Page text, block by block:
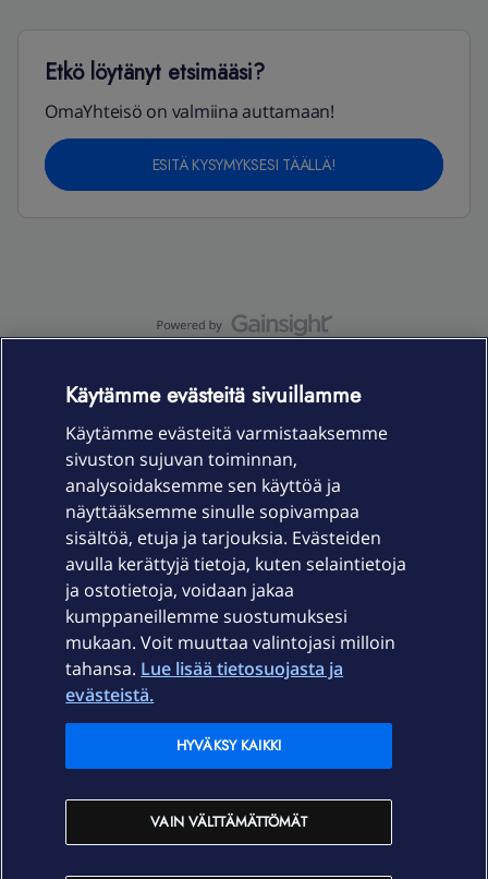
Etkö löytänyt etsimääsi?
OmaYhteisö on valmiina auttamaan!
ESITÄ KYSYMYKSESI TÄÄLLÄ!
Laitteet & liittymät
Palvelut
Ajankohtaista
Elisa Oyj
In English
Käytämme evästeitä sivuillamme
Käytämme evästeitä varmistaaksemme
sivuston sujuvan toiminnan,
analysoidaksemme sen käyttöä ja
näyttääksemme sinulle sopivampaa
sisältöä, etuja ja tarjouksia. Evästeiden
avulla kerättyjä tietoja, kuten selaintietoja
ja ostotietoja, voidaan jakaa
kumppaneillemme suostumuksesi
mukaan. Voit muuttaa valintojasi milloin
tahansa. Lue lisää tietosuojasta ja
evästeistä.
VAIN VÄLTTÄMÄTTÖMÄT
HYVÄKSY KAIKKI